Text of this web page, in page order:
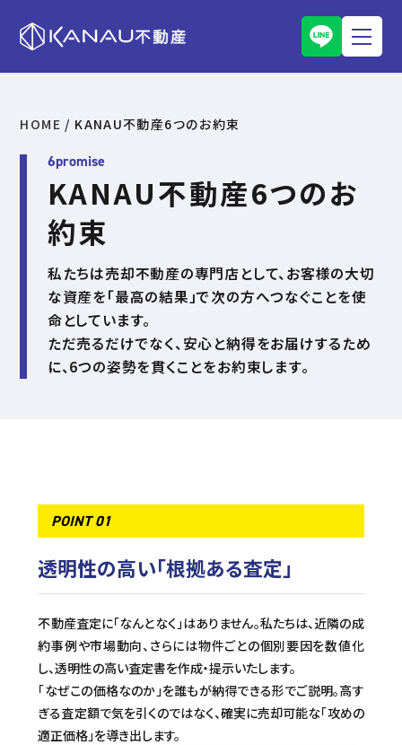
HOME / KANAU不動産6つのお約束
6promise
KANAU不動産6つのお
約束
私たちは売却不動産の専門店として、お客様の大切
な資産を「最高の結果」で次の方へつなぐことを使
命としています。
ただ売るだけでなく、安心と納得をお届けするため
に、6つの姿勢を貫くことをお約束します。
POINT 01
透明性の高い「根拠ある査定」
不動産査定に「なんとなく」はありません。私たちは、近隣の成
約事例や市場動向、さらには物件ごとの個別要因を数値化
し、透明性の高い査定書を作成・提示いたします。
「なぜこの価格なのか」を誰もが納得できる形でご説明。高す
ぎる査定額で気を引くのではなく、確実に売却可能な「攻めの
適正価格」を導き出します。